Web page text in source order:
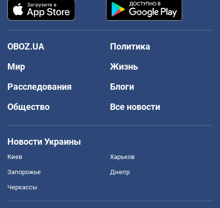
OBOZ.UA
Политика
Мир
Жизнь
Расследования
Блоги
Общество
Все новости
Новости Украины
Киев Харьков
Запорожье Днепр
Черкассы